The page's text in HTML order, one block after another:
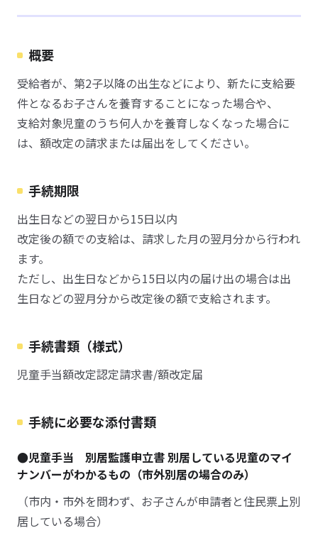
概要
受給者が、第2子以降の出生などにより、新たに支給要
件となるお子さんを養育することになった場合や、
支給対象児童のうち何人かを養育しなくなった場合に
は、額改定の請求または届出をしてください。
手続期限
出生日などの翌日から15日以内
改定後の額での支給は、請求した月の翌月分から行われ
ます。
ただし、出生日などから15日以内の届け出の場合は出
生日などの翌月分から改定後の額で支給されます。
手続書類（様式）
児童手当額改定認定請求書/額改定届
手続に必要な添付書類
●児童手当 別居監護申立書 別居している児童のマイ
ナンバーがわかるもの（市外別居の場合のみ）
（市内・市外を問わず、お子さんが申請者と住民票上別
居している場合）